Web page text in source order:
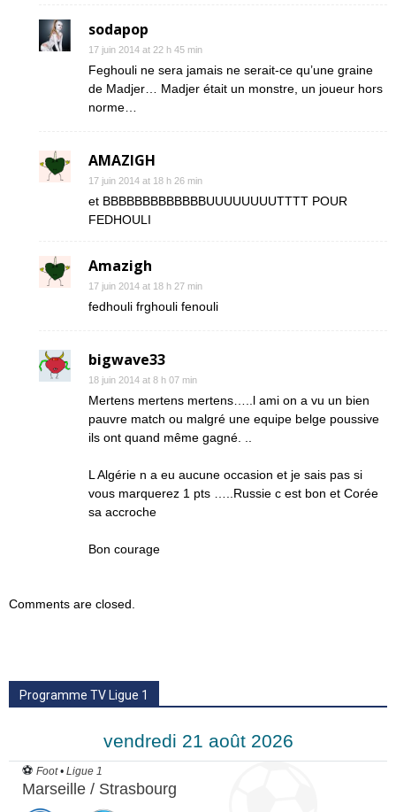
sodapop
17 juin 2014 at 22 h 45 min
Feghouli ne sera jamais ne serait-ce qu’une graine
de Madjer… Madjer était un monstre, un joueur hors
norme…
AMAZIGH
17 juin 2014 at 18 h 26 min
et BBBBBBBBBBBBBUUUUUUUUTTTT POUR
FEDHOULI
Amazigh
17 juin 2014 at 18 h 27 min
fedhouli frghouli fenouli
bigwave33
18 juin 2014 at 8 h 07 min
Mertens mertens mertens…..l ami on a vu un bien
pauvre match ou malgré une equipe belge poussive
ils ont quand même gagné. ..
L Algérie n a eu aucune occasion et je sais pas si
vous marquerez 1 pts …..Russie c est bon et Corée
sa accroche
Bon courage
Comments are closed.
Programme TV Ligue 1